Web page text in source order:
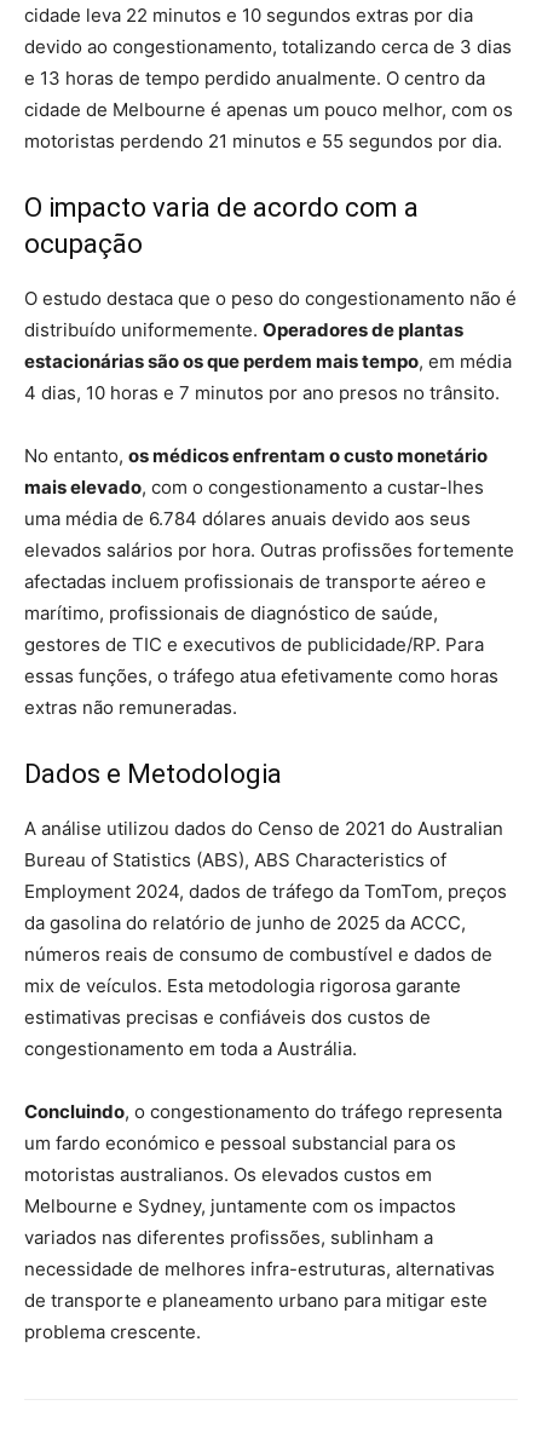
cidade leva 22 minutos e 10 segundos extras por dia
devido ao congestionamento, totalizando cerca de 3 dias
e 13 horas de tempo perdido anualmente. O centro da
cidade de Melbourne é apenas um pouco melhor, com os
motoristas perdendo 21 minutos e 55 segundos por dia.
O impacto varia de acordo com a
ocupação
O estudo destaca que o peso do congestionamento não é
distribuído uniformemente. Operadores de plantas
estacionárias são os que perdem mais tempo, em média
4 dias, 10 horas e 7 minutos por ano presos no trânsito.
No entanto, os médicos enfrentam o custo monetário
mais elevado, com o congestionamento a custar-lhes
uma média de 6.784 dólares anuais devido aos seus
elevados salários por hora. Outras profissões fortemente
afectadas incluem profissionais de transporte aéreo e
marítimo, profissionais de diagnóstico de saúde,
gestores de TIC e executivos de publicidade/RP. Para
essas funções, o tráfego atua efetivamente como horas
extras não remuneradas.
Dados e Metodologia
A análise utilizou dados do Censo de 2021 do Australian
Bureau of Statistics (ABS), ABS Characteristics of
Employment 2024, dados de tráfego da TomTom, preços
da gasolina do relatório de junho de 2025 da ACCC,
números reais de consumo de combustível e dados de
mix de veículos. Esta metodologia rigorosa garante
estimativas precisas e confiáveis ​​dos custos de
congestionamento em toda a Austrália.
Concluindo, o congestionamento do tráfego representa
um fardo económico e pessoal substancial para os
motoristas australianos. Os elevados custos em
Melbourne e Sydney, juntamente com os impactos
variados nas diferentes profissões, sublinham a
necessidade de melhores infra-estruturas, alternativas
de transporte e planeamento urbano para mitigar este
problema crescente.